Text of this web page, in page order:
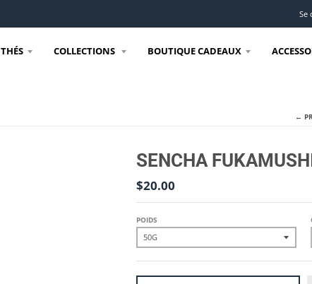
Se
THÉS COLLECTIONS BOUTIQUE CADEAUX
←
SENCHA
$20.00
POIDS